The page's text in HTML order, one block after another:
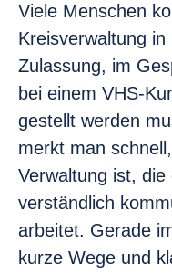
Viele Menschen
Kreisverwaltung
Zulassung, im
bei einem VHS-
gestellt werden
merkt man
Verwaltung ist,
verständlich
arbeitet. Gerade
kurze Wege und